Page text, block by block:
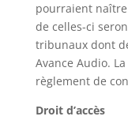
pourraient naître
de celles-ci
tribunaux dont
Avance Audio.
règlement de
Droit d’accès